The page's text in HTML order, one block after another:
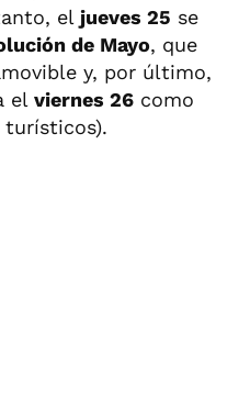
el jueves 25 se
de Mayo, que
y, por último,
el viernes 26 como
turísticos).